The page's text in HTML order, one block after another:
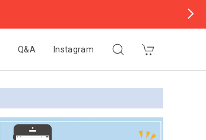
Q&A Instagram